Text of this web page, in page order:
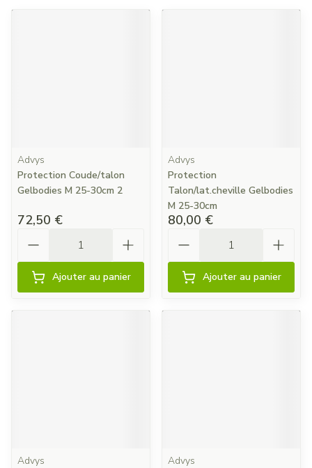
Advys
Protection Coude/talon
Gelbodies M 25-30cm 2
72,50 €
Ajouter au panier
Advys
Protection
Talon/lat.cheville Gelbodies
M 25-30cm
80,00 €
Ajouter au panier
Advys
Advys